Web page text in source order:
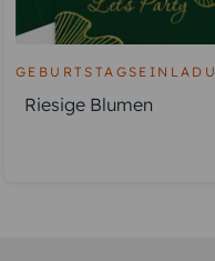
Riesige Blumen